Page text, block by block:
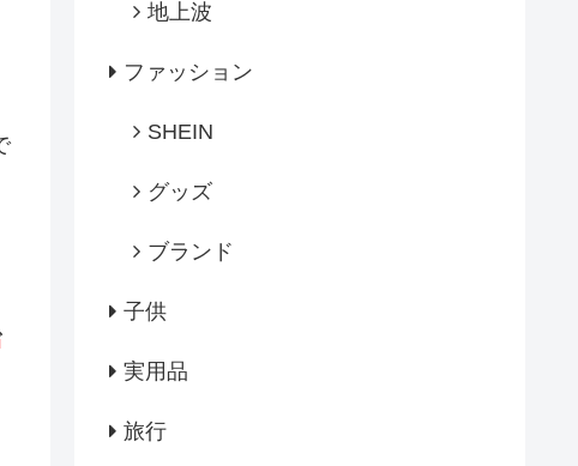
地上波
ファッション
SHEIN
グッズ
ブランド
子供
実用品
旅行